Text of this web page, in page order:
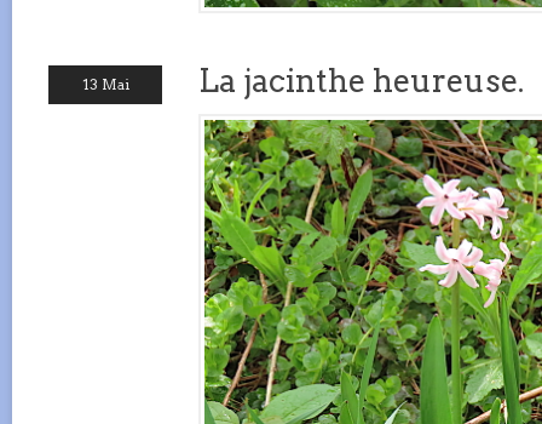
13 Mai La jacinthe heureuse.